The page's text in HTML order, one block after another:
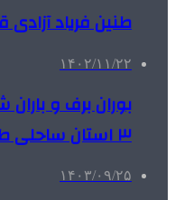
طنین فریاد
۱۴۰۲/۱۱/۲۲
۳ استان ساحلی طوفانی می‌شود
۱۴۰۳/۰۹/۲۵